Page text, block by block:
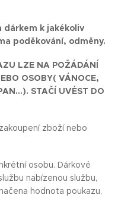
dárkem k jakékoliv
poděkování, odměny.
LZE NA POŽÁDÁNÍ
OSOBY( VÁNOCE,
STAČÍ UVÉST DO
zboží nebo
osobu. Dárkové
nabízenou službu,
hodnota poukazu,